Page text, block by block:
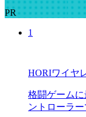
PR
1
HORIワイヤ
格闘ゲーム
ントローラー